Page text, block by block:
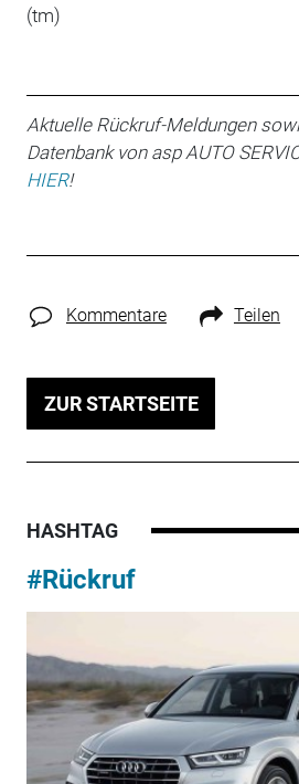
(tm)
Aktuelle Rückruf-Meldungen
Datenbank von asp AUTO
HIER!
Kommentare Teilen
ZUR STARTSEITE
HASHTAG
#Rückruf